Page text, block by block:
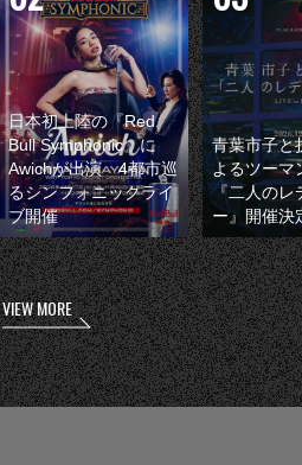
日本初上陸の『Red
Bull Symphonic』に
Awichが出演 4都市巡
るシンフォニックライ
ブ開催
青葉市子と
よるツーマ
『二人のレ
ー』開催決
VIEW MORE